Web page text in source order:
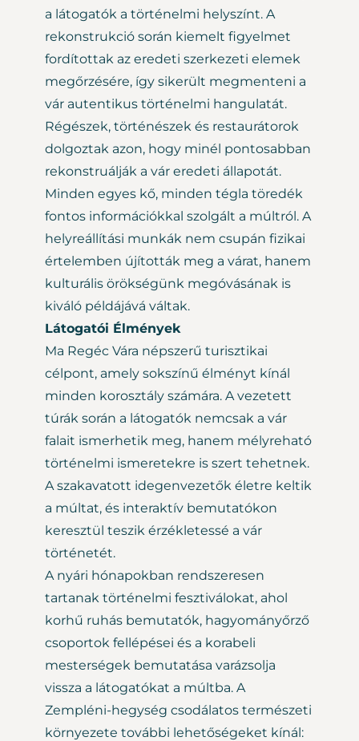
a látogatók a történelmi helyszínt. A
rekonstrukció során kiemelt figyelmet
fordítottak az eredeti szerkezeti elemek
megőrzésére, így sikerült megmenteni a
vár autentikus történelmi hangulatát.
Régészek, történészek és restaurátorok
dolgoztak azon, hogy minél pontosabban
rekonstruálják a vár eredeti állapotát.
Minden egyes kő, minden tégla töredék
fontos információkkal szolgált a múltról. A
helyreállítási munkák nem csupán fizikai
értelemben újították meg a várat, hanem
kulturális örökségünk megóvásának is
kiváló példájává váltak.
Látogatói Élmények
Ma Regéc Vára népszerű turisztikai
célpont, amely sokszínű élményt kínál
minden korosztály számára. A vezetett
túrák során a látogatók nemcsak a vár
falait ismerhetik meg, hanem mélyreható
történelmi ismeretekre is szert tehetnek.
A szakavatott idegenvezetők életre keltik
a múltat, és interaktív bemutatókon
keresztül teszik érzékletessé a vár
történetét.
A nyári hónapokban rendszeresen
tartanak történelmi fesztiválokat, ahol
korhű ruhás bemutatók, hagyományőrző
csoportok fellépései és a korabeli
mesterségek bemutatása varázsolja
vissza a látogatókat a múltba. A
Zempléni-hegység csodálatos természeti
környezete további lehetőségeket kínál: